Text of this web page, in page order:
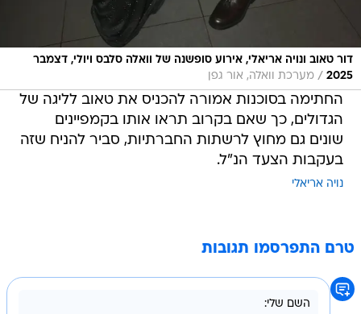
דור טאוב ונויה אריאלי, אירוע סופשנה של וואלה סלבס ויולי, דצמבר
2025
/ מערכת וואלה, אור גפן
החתימה בסוכנות אמורה להכניס את טאוב לליגה של
הגדולים, כך שאם בקרוב תראו אותו בקמפיינים
שונים גם מחוץ לרשתות החברתיות, סביר להניח שזה
בעקבות הצעד הנ"ל.
נויה אריאלי
טרם התפרסמו תגובות